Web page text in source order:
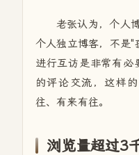
老张认为，个人
个人独立博客，不是"
进行互访是非常有必
的评论交流，这样
往、有来有往。
浏览量超过3